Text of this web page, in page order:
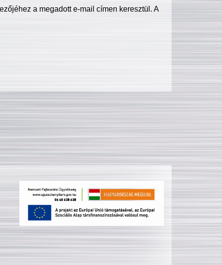
a megadott e-mail címen keresztül. A